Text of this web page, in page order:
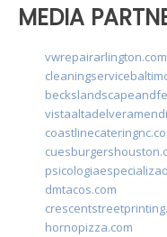
MEDIA
vwrepairarlington.com
dmtacos.com
hornopizza.com